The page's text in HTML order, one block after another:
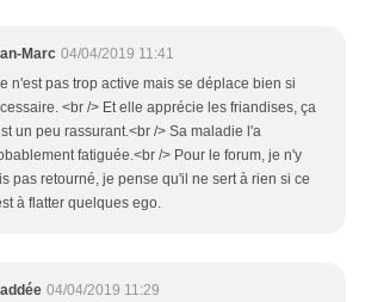
Marc 04/04/2019 11:41
n'est pas trop active mais se déplace bien si
<br /> Et elle apprécie les friandises, ça
un peu rassurant.<br /> Sa maladie l'a
fatiguée.<br /> Pour le forum, je n'y
pas retourné, je pense qu'il ne sert à rien si ce
à flatter quelques ego.
04/04/2019 11:29